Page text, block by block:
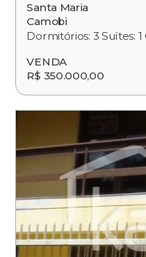
Santa Maria
Camobi
Dormitórios: 3 Suítes: 1
VENDA
R$ 350.000,00